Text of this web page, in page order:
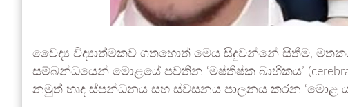
වෛද්‍ය විද්‍යාත්මකව ගතහොත් මෙය සිදුවන්නේ සිතීම,
සම්බන්ධයෙන් මොළයේ පවතින ‘මෂ්තිෂ්ක බාහිකය’
නමුත් හෘද ස්පන්ධනය සහ ස්වසනය පාලනය කරන ‘මොළ